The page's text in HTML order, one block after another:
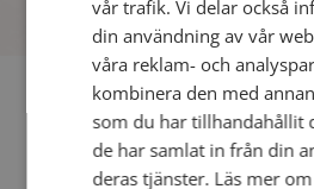
Fler singlar
Fler singelkvinnor från Staffanstorp:
vår trafik. Vi delar också
din användning av vår
våra reklam- och
kombinera den med
som du har tillhandahållit
de har samlat in från din
deras tjänster. Läs mer om